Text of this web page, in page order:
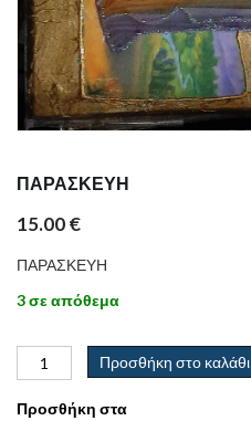
ΠΑΡΑΣΚΕΥΗ
15.00€
ΠΑΡΑΣΚΕΥΗ
3 σε απόθεμα
Προσθήκη στο καλάθι
Προσθήκη στα